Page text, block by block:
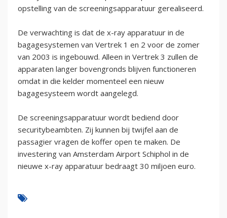
opstelling van de screeningsapparatuur gerealiseerd.
De verwachting is dat de x-ray apparatuur in de
bagagesystemen van Vertrek 1 en 2 voor de zomer
van 2003 is ingebouwd. Alleen in Vertrek 3 zullen de
apparaten langer bovengronds blijven functioneren
omdat in die kelder momenteel een nieuw
bagagesysteem wordt aangelegd.
De screeningsapparatuur wordt bediend door
securitybeambten. Zij kunnen bij twijfel aan de
passagier vragen de koffer open te maken. De
investering van Amsterdam Airport Schiphol in de
nieuwe x-ray apparatuur bedraagt 30 miljoen euro.